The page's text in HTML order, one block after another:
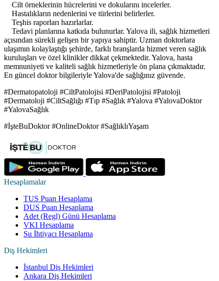
Cilt örneklerinin hücrelerini ve dokularını incelerler.
Hastalıkların nedenlerini ve türlerini belirlerler.
Teşhis raporları hazırlarlar.
Tedavi planlarına katkıda bulunurlar. Yalova ili, sağlık hizmetleri
açısından sürekli gelişen bir yapıya sahiptir. Uzman doktorlara
ulaşımın kolaylaştığı şehirde, farklı branşlarda hizmet veren sağlık
kuruluşları ve özel klinikler dikkat çekmektedir. Yalova, hasta
memnuniyeti ve kaliteli sağlık hizmetleriyle ön plana çıkmaktadır.
En güncel doktor bilgileriyle Yalova'de sağlığınız güvende.
#Dermatopatoloji #CiltPatolojisi #DeriPatolojisi #Patoloji
#Dermatoloji #CiltSağlığı #Tıp #Sağlık #Yalova #YalovaDoktor
#YalovaSağlık
#İşteBuDoktor #OnlineDoktor #SağlıklıYaşam
Hesaplamalar
TUS Puan Hesaplama
DUS Puan Hesaplama
Adet (Regl) Günü Hesaplama
VKI Hesaplama
Su İhtiyacı Hesaplama
Diş Hekimleri
İstanbul Diş Hekimleri
Ankara Diş Hekimleri